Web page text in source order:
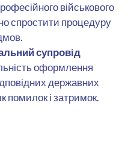
військового
спростити процедуру
супровід
оформлення
державних
помилок і затримок.